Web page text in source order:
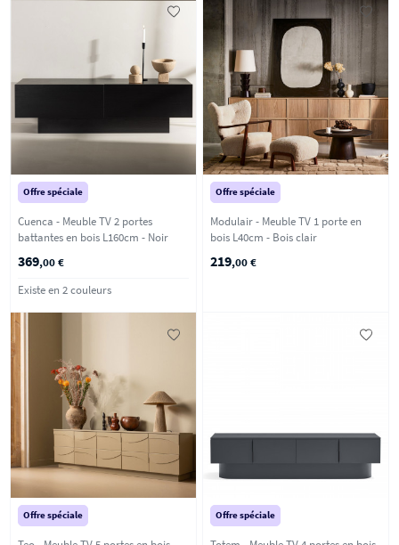
Offre spéciale
Cuenca - Meuble TV 2 portes
battantes en bois L160cm - Noir
369,00 €
Existe en 2 couleurs
Offre spéciale
Modulair - Meuble TV 1 porte en
bois L40cm - Bois clair
219,00 €
Offre spéciale Offre spéciale